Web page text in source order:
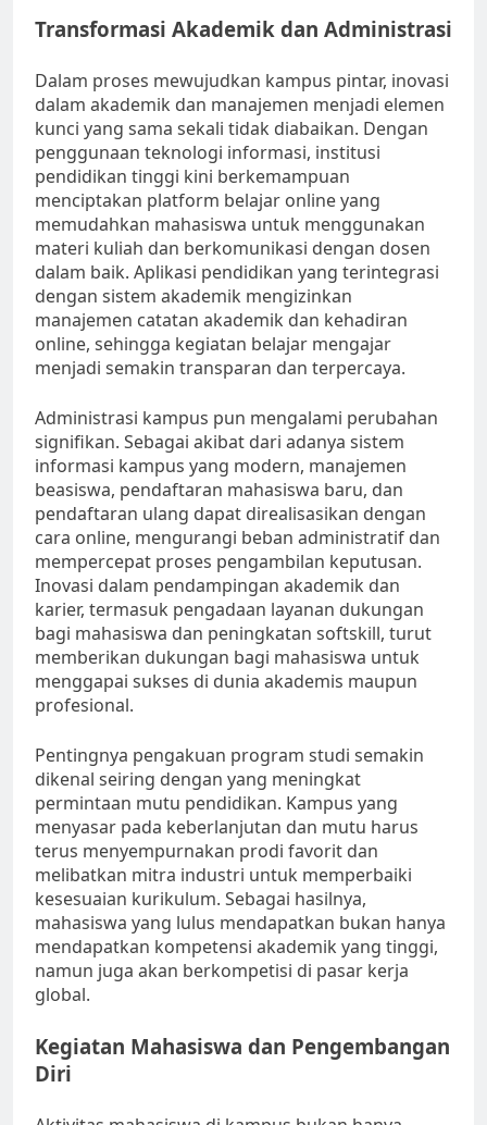
Transformasi Akademik dan Administrasi
Dalam proses mewujudkan kampus pintar, inovasi
dalam akademik dan manajemen menjadi elemen
kunci yang sama sekali tidak diabaikan. Dengan
penggunaan teknologi informasi, institusi
pendidikan tinggi kini berkemampuan
menciptakan platform belajar online yang
memudahkan mahasiswa untuk menggunakan
materi kuliah dan berkomunikasi dengan dosen
dalam baik. Aplikasi pendidikan yang terintegrasi
dengan sistem akademik mengizinkan
manajemen catatan akademik dan kehadiran
online, sehingga kegiatan belajar mengajar
menjadi semakin transparan dan terpercaya.
Administrasi kampus pun mengalami perubahan
signifikan. Sebagai akibat dari adanya sistem
informasi kampus yang modern, manajemen
beasiswa, pendaftaran mahasiswa baru, dan
pendaftaran ulang dapat direalisasikan dengan
cara online, mengurangi beban administratif dan
mempercepat proses pengambilan keputusan.
Inovasi dalam pendampingan akademik dan
karier, termasuk pengadaan layanan dukungan
bagi mahasiswa dan peningkatan softskill, turut
memberikan dukungan bagi mahasiswa untuk
menggapai sukses di dunia akademis maupun
profesional.
Pentingnya pengakuan program studi semakin
dikenal seiring dengan yang meningkat
permintaan mutu pendidikan. Kampus yang
menyasar pada keberlanjutan dan mutu harus
terus menyempurnakan prodi favorit dan
melibatkan mitra industri untuk memperbaiki
kesesuaian kurikulum. Sebagai hasilnya,
mahasiswa yang lulus mendapatkan bukan hanya
mendapatkan kompetensi akademik yang tinggi,
namun juga akan berkompetisi di pasar kerja
global.
Kegiatan Mahasiswa dan Pengembangan
Diri